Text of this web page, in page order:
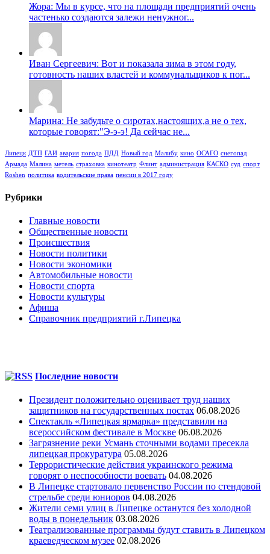
Жора: Мы в курсе, что на площади предприятий очень
частенько создаются залежи ненужног...
Иван Сергеевич: Вот и показала зима в этом году,
готовность наших властей и коммунальщиков к пог...
Марина: Не забудьте о сиротах,настоящих,а не о тех,
которые говорят:"Э-э-э! Да сейчас не...
Липецк ДТП ГАИ авария погода ПДД Новый год Малибу кино ОСАГО снегопад
Армада Малина метель страховка кинотеатр Флинт администрация КАСКО суд спорт
Roshen политика водительские права пенсии в 2017 году
Рубрики
Главные новости
Общественные новости
Происшествия
Новости политики
Новости экономики
Автомобильные новости
Новости спорта
Новости культуры
Афиша
Справочник предприятий г.Липецка
Последние новости
Президент положительно оценивает труд наших
защитников на государственных постах 06.08.2026
Спектакль «Липецкая ярмарка» представили на
всероссийском фестивале в Москве 06.08.2026
Загрязнение реки Усмань сточными водами пресекла
липецкая прокуратура 05.08.2026
Террористические действия украинского режима
говорят о неспособности воевать 04.08.2026
В Липецке стартовало первенство России по стендовой
стрельбе среди юниоров 04.08.2026
Жители семи улиц в Липецке останутся без холодной
воды в понедельник 03.08.2026
Театрализованные программы будут ставить в Липецком
краеведческом музее 02.08.2026